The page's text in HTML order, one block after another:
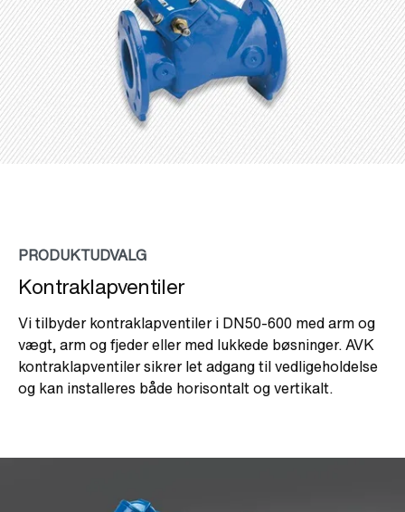
PRODUKTUDVALG
Kontraklapventiler
Vi tilbyder kontraklapventiler i DN50-600 med arm og
vægt, arm og fjeder eller med lukkede bøsninger. AVK
kontraklapventiler sikrer let adgang til vedligeholdelse
og kan installeres både horisontalt og vertikalt.